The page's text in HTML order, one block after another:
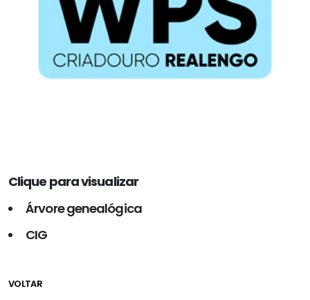
Clique para visualizar
Árvore genealógica
CIG
VOLTAR